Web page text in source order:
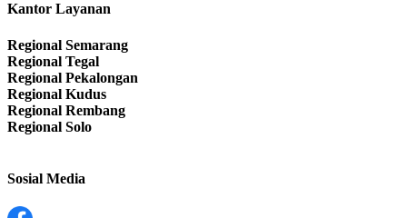
Kantor Layanan
Regional Semarang
Regional Tegal
Regional Pekalongan
Regional Kudus
Regional Rembang
Regional Solo
Sosial Media